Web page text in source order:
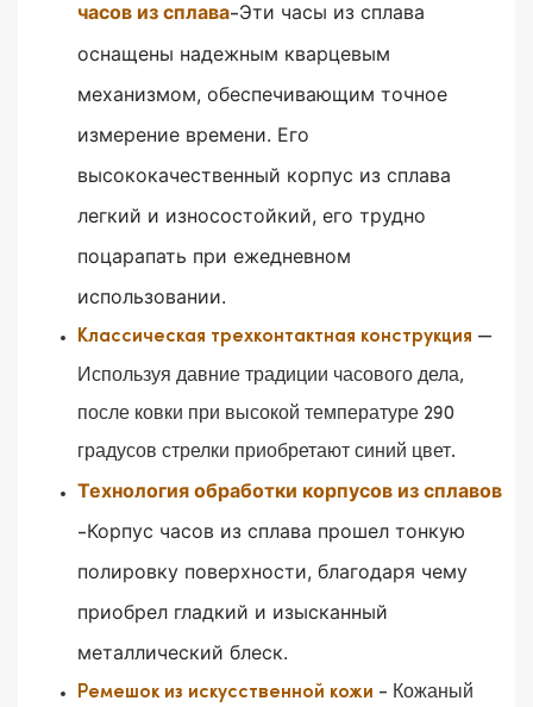
часов из сплава-Эти часы из сплава
оснащены надежным кварцевым
механизмом, обеспечивающим точное
измерение времени. Его
высококачественный корпус из сплава
легкий и износостойкий, его трудно
поцарапать при ежедневном
использовании.
Классическая трехконтактная конструкция —
Используя давние традиции часового дела,
после ковки при высокой температуре 290
градусов стрелки приобретают синий цвет.
Технология обработки корпусов из сплавов
-Корпус часов из сплава прошел тонкую
полировку поверхности, благодаря чему
приобрел гладкий и изысканный
металлический блеск.
Ремешок из искусственной кожи - Кожаный